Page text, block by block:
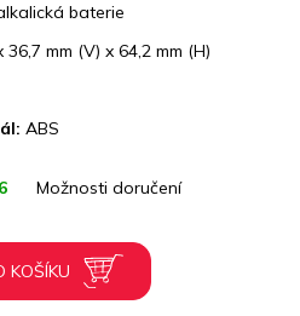
Možnosti doručení
KOŠÍKU
baterie
36,7 mm (V) x 64,2 mm (H)
ABS